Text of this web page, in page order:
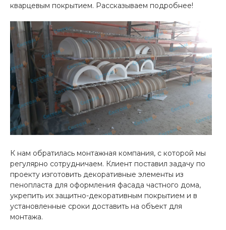
кварцевым покрытием. Рассказываем подробнее!
К нам обратилась монтажная компания, с которой мы
регулярно сотрудничаем. Клиент поставил задачу по
проекту изготовить декоративные элементы из
пенопласта для оформления фасада частного дома,
укрепить их защитно-декоративным покрытием и в
установленные сроки доставить на объект для
монтажа.